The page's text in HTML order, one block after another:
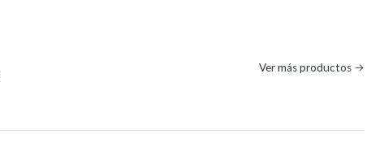
Ver más productos